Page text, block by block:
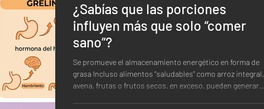
¿Sabías que las porciones
influyen más que solo “comer
sano”?
Se promueve el almacenamiento energético en forma de
grasa Incluso alimentos “saludables” como arroz integral,
avena, frutas o frutos secos, en exceso, pueden generar